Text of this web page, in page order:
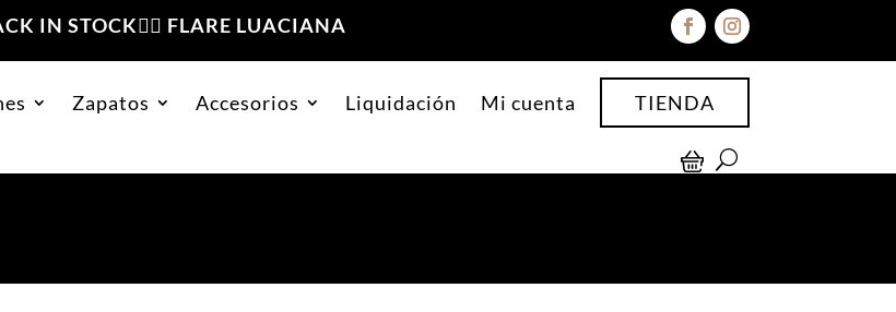
IN STOCK❤️‍🔥 FLARE LUACIANA
Zapatos Accesorios Liquidación Mi cuenta TIENDA